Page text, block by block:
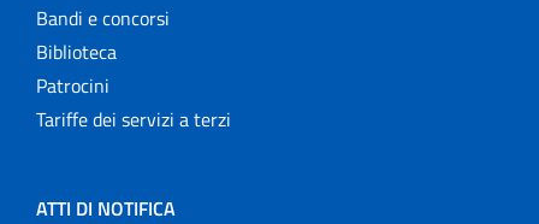
Bandi e concorsi
Biblioteca
Patrocini
Tariffe dei servizi a terzi
ATTI DI NOTIFICA